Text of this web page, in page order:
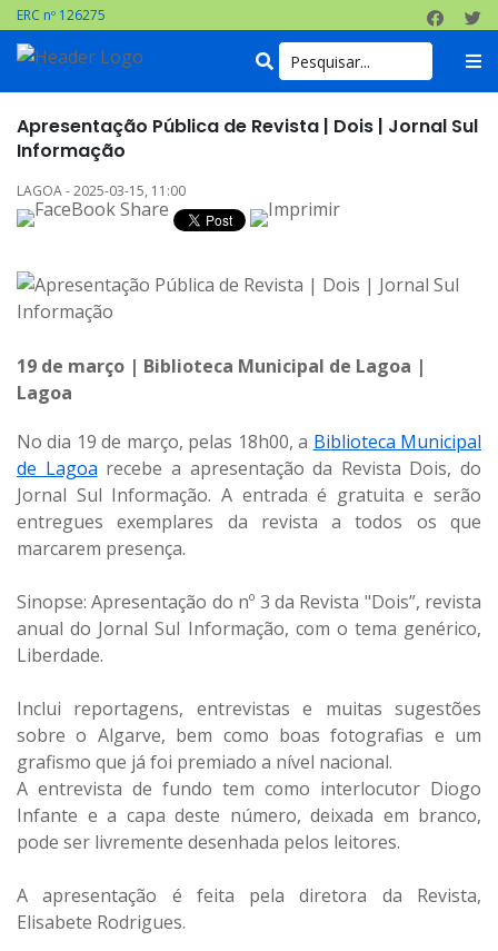
ERC nº 126275
Apresentação Pública de Revista | Dois | Jornal Sul
Informação
LAGOA - 2025-03-15, 11:00
19 de março | Biblioteca Municipal de Lagoa |
Lagoa
No dia 19 de março, pelas 18h00, a Biblioteca Municipal
de Lagoa recebe a apresentação da Revista Dois, do
Jornal Sul Informação. A entrada é gratuita e serão
entregues exemplares da revista a todos os que
marcarem presença.
Sinopse: Apresentação do nº 3 da Revista "Dois”, revista
anual do Jornal Sul Informação, com o tema genérico,
Liberdade.
Inclui reportagens, entrevistas e muitas sugestões
sobre o Algarve, bem como boas fotografias e um
grafismo que já foi premiado a nível nacional.
A entrevista de fundo tem como interlocutor Diogo
Infante e a capa deste número, deixada em branco,
pode ser livremente desenhada pelos leitores.
A apresentação é feita pela diretora da Revista,
Elisabete Rodrigues.